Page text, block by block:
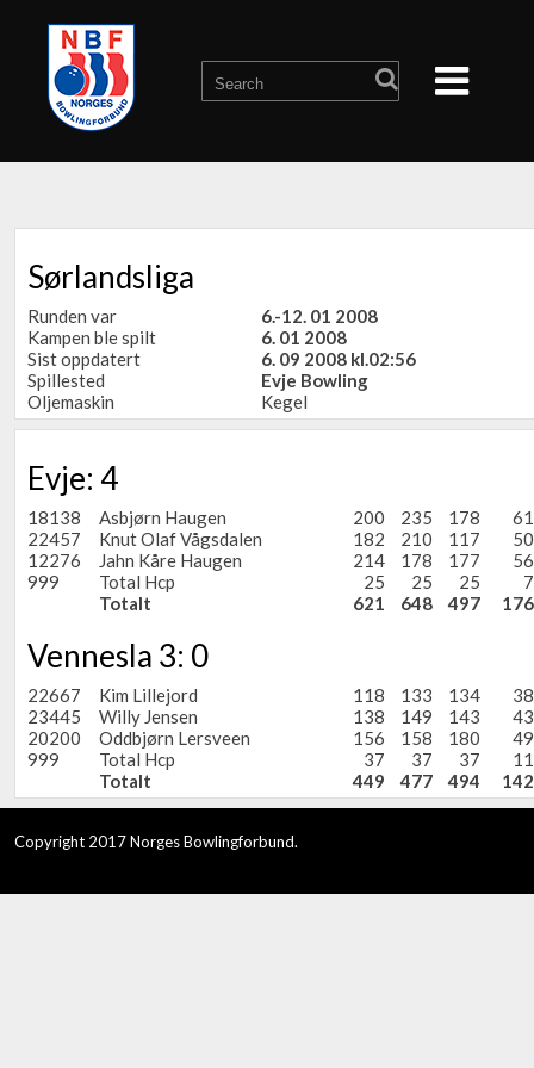
Sørlandsliga
Runden var
6.-12. 01 2008
Kampen ble spilt
6. 01 2008
Sist oppdatert
6. 09 2008 kl.02:56
Spillested
Evje Bowling
Oljemaskin
Kegel
Evje: 4
18138 Asbjørn Haugen 200 235 178
22457
Knut Olaf Vågsdalen 182 210 117
12276
Jahn Kåre Haugen 214 178 177
999
Total Hcp 25 25 25
Totalt
621 648 497
Vennesla 3: 0
22667 Kim Lillejord 118 133 134
23445
Willy Jensen 138 149 143
20200
Oddbjørn Lersveen 156 158 180
999
Total Hcp 37 37 37
Totalt
449 477 494
Copyright 2017 Norges Bowlingforbund.